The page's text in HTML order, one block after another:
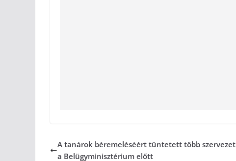
A tanárok béremeléséért tüntetett több szervezet
a Belügyminisztérium előtt